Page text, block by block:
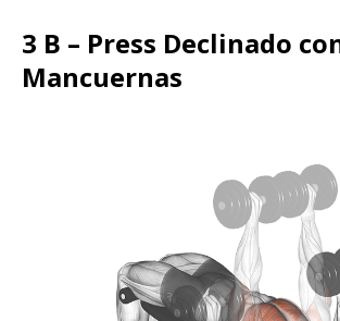
3 B – Press Declinado
Mancuernas